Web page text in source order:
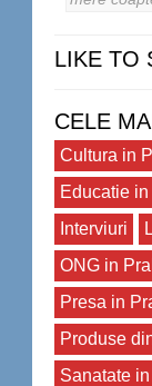
LIKE TO
CELE
Cultura in
Educatie
Interviuri
ONG in
Presa in
Produse
Sanatate